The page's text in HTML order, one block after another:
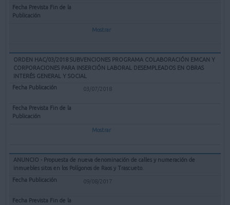
Mostrar
ORDEN HAC/03/2018 SUBVENCIONES PROGRAMA COLABORACIÓN EMCAN Y
CORPORACIONES PARA INSERCIÓN LABORAL DESEMPLEADOS EN OBRAS
INTERÉS GENERAL Y SOCIAL
03/07/2018
Mostrar
ANUNCIO - Propuesta de nueva denominación de calles y numeración de
inmuebles sitos en los Polígonos de Raos y Trascueto.
09/08/2017